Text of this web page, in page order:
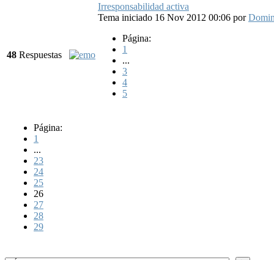
48 Respuestas
Irresponsabilidad activa
Tema iniciado 16 Nov 2012 00:06 por
Página:
1
...
3
4
5
Página:
1
...
23
24
25
26
27
28
29